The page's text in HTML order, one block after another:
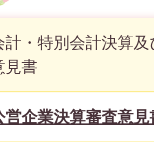
計・特別会計決算
見書
営企業決算審査意見